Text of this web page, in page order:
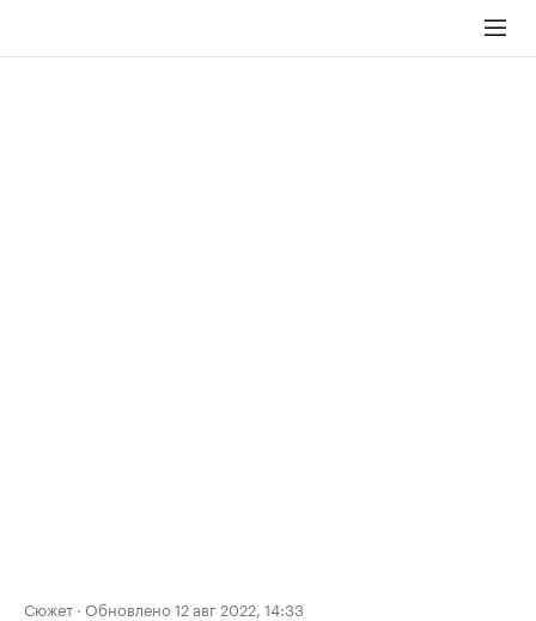
Сюжет · Обновлено 12 авг 2022, 14:33